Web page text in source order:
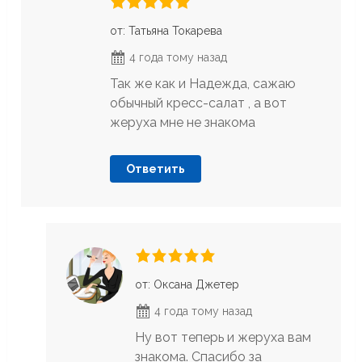
от: Татьяна Токарева
4 года тому назад
Так же как и Надежда, сажаю
обычный кресс-салат , а вот
жеруха мне не знакома
Ответить
от: Оксана Джетер
4 года тому назад
Ну вот теперь и жеруха вам
знакома. Спасибо за